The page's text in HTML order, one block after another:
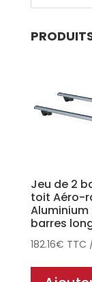
Jeu de 2
toit Aéro-
Aluminium
barres
182.16€ TTC